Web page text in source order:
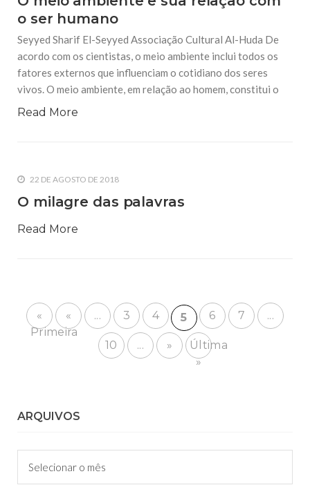
o ser humano
Seyyed Sharif El-Seyyed Associação Cultural Al-Huda De
acordo com os cientistas, o meio ambiente inclui todos os
fatores externos que influenciam o cotidiano dos seres
vivos. O meio ambiente, em relação ao homem, constitui o
Read More
22 DE AGOSTO DE 2018
O milagre das palavras
Read More
«
Primeira
« ... 3 4 5 6 7 ...
10 ... »
Última
»
ARQUIVOS
Arquivos